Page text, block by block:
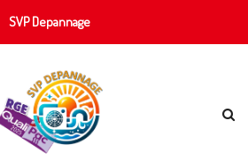
SVP Depannage